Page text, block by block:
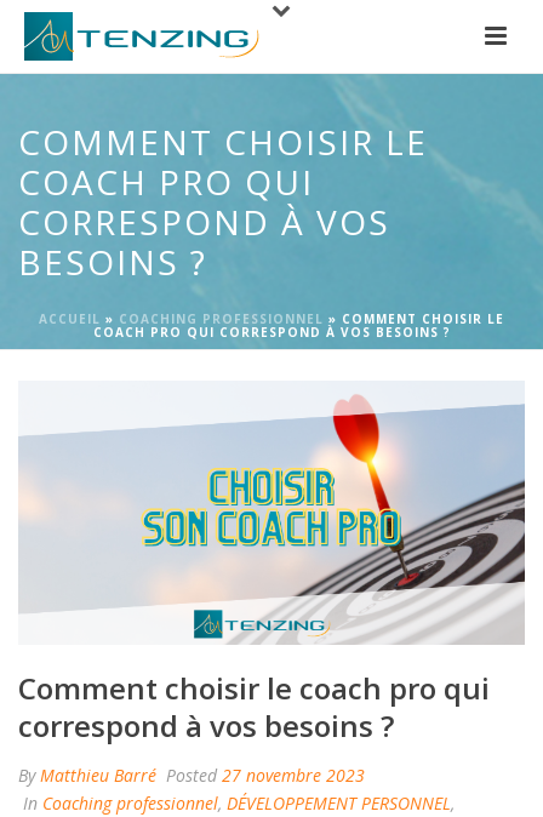
COMMENT CHOISIR LE
COACH PRO QUI
CORRESPOND À VOS
BESOINS ?
ACCUEIL » COACHING PROFESSIONNEL » COMMENT CHOISIR LE
COACH PRO QUI CORRESPOND À VOS BESOINS ?
Comment choisir le coach pro qui
correspond à vos besoins ?
ByMatthieu Barré Posted 27 novembre 2023
In Coaching professionnel, DÉVELOPPEMENT PERSONNEL,